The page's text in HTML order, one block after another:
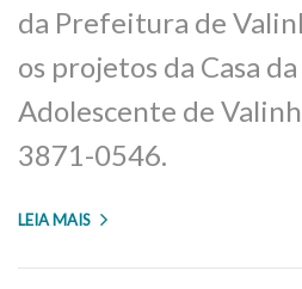
da Prefeitura de
os projetos da Casa
Adolescente de
3871-0546.
LEIA MAIS